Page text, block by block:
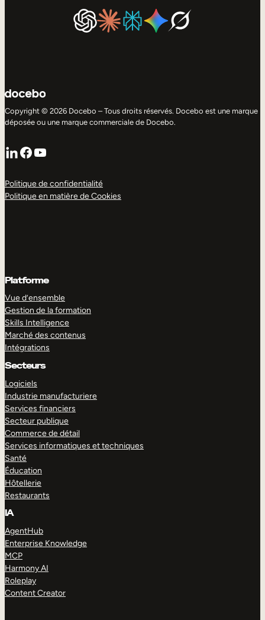
Copyright © 2026 Docebo – Tous droits réservés. Docebo est une marque
déposée ou une marque commerciale de Docebo.
LinkedIn
Facebook
YouTube
Politique de confidentialité
Politique en matière de Cookies
Platforme
Vue d’ensemble
Gestion de la formation
Skills Intelligence
Marché des contenus
Intégrations
Secteurs
Logiciels
Industrie manufacturiere
Services financiers
Secteur publique
Commerce de détail
Services informatiques et techniques
Santé
Éducation
Hôtellerie
Restaurants
IA
AgentHub
Enterprise Knowledge
MCP
Harmony AI
Roleplay
Content Creator